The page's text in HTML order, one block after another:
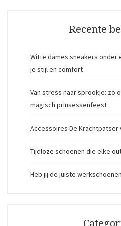
Recente
Witte dames sneakers onder
je stijl en comfort
Van stress naar sprookje: zo
magisch prinsessenfeest
Accessoires De Krachtpatser
Tijdloze schoenen die elke
Heb jij de juiste